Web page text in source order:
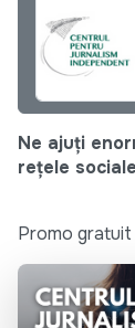
Ne ajuți
rețele
Promo gratuit